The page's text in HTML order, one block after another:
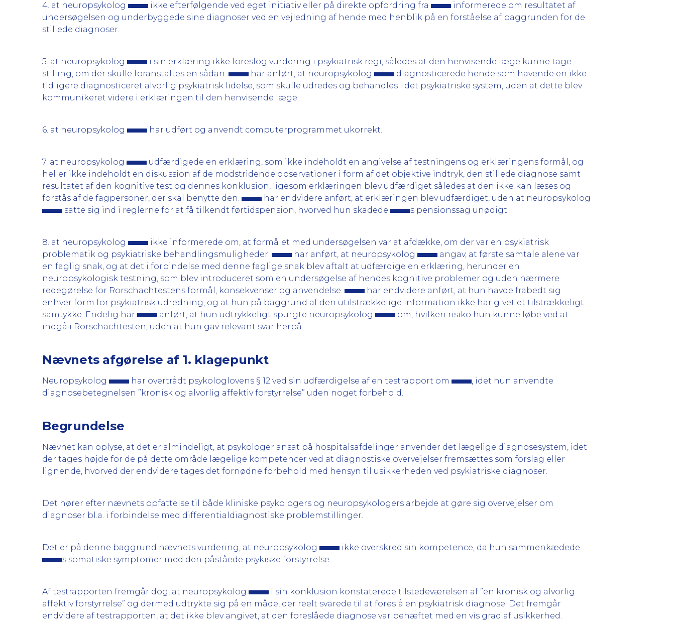
4. at neuropsykolog ikke efterfølgende ved eget initiativ eller på direkte opfordring fra
informerede om resultatet af
undersøgelsen og underbyggede sine diagnoser ved en vejledning af hende med henblik på en forståelse af baggrunden for de
stillede diagnoser.
5. at neuropsykolog
i sin erklæring ikke foreslog vurdering i psykiatrisk regi, således at den henvisende læge kunne tage
stilling, om der skulle foranstaltes en sådan.
har anført, at neuropsykolog
diagnosticerede hende som havende en ikke
tidligere diagnosticeret alvorlig psykiatrisk lidelse, som skulle udredes og behandles i det psykiatriske system, uden at dette blev
kommunikeret videre i erklæringen til den henvisende læge.
6. at neuropsykolog har udført og anvendt computerprogrammet ukorrekt.
7. at neuropsykolog
udfærdigede en erklæring, som ikke indeholdt en angivelse af testningens og erklæringens formål, og
heller ikke indeholdt en diskussion af de modstridende observationer i form af det objektive indtryk, den stillede diagnose samt
resultatet af den kognitive test og dennes konklusion, ligesom erklæringen blev udfærdiget således at den ikke kan læses og
forstås af de fagpersoner, der skal benytte den.
har endvidere anført, at erklæringen blev udfærdiget, uden at neuropsykolog
satte sig ind i reglerne for at få tilkendt førtidspension, hvorved hun skadede
s pensionssag unødigt.
8. at neuropsykolog
ikke informerede om, at formålet med undersøgelsen var at afdække, om der var en psykiatrisk
problematik og psykiatriske behandlingsmuligheder.
har anført, at neuropsykolog
angav, at første samtale alene var
en faglig snak, og at det i forbindelse med denne faglige snak blev aftalt at udfærdige en erklæring, herunder en
neuropsykologisk testning, som blev introduceret som en undersøgelse af hendes kognitive problemer og uden nærmere
redegørelse for Rorschachtestens formål, konsekvenser og anvendelse.
har endvidere anført, at hun havde frabedt sig
enhver form for psykiatrisk udredning, og at hun på baggrund af den utilstrækkelige information ikke har givet et tilstrækkeligt
samtykke. Endelig har
anført, at hun udtrykkeligt spurgte neuropsykolog
om, hvilken risiko hun kunne løbe ved at
indgå i Rorschachtesten, uden at hun gav relevant svar herpå.
Nævnets afgørelse af 1. klagepunkt
Neuropsykolog har overtrådt psykologlovens § 12 ved sin udfærdigelse af en testrapport om
, idet hun anvendte
diagnosebetegnelsen ”kronisk og alvorlig affektiv forstyrrelse” uden noget forbehold.
Begrundelse
Nævnet kan oplyse, at det er almindeligt, at psykologer ansat på hospitalsafdelinger anvender det lægelige diagnosesystem, idet
der tages højde for de på dette område lægelige kompetencer ved at diagnostiske overvejelser fremsættes som forslag eller
lignende, hvorved der endvidere tages det fornødne forbehold med hensyn til usikkerheden ved psykiatriske diagnoser.
Det hører efter nævnets opfattelse til både kliniske psykologers og neuropsykologers arbejde at gøre sig overvejelser om
diagnoser bl.a. i forbindelse med differentialdiagnostiske problemstillinger.
Det er på denne baggrund nævnets vurdering, at neuropsykolog
ikke overskred sin kompetence, da hun sammenkædede
s somatiske symptomer med den påståede psykiske forstyrrelse
Af testrapporten fremgår dog, at neuropsykolog
i sin konklusion konstaterede tilstedeværelsen af ”en kronisk og alvorlig
affektiv forstyrrelse” og dermed udtrykte sig på en måde, der reelt svarede til at foreslå en psykiatrisk diagnose. Det fremgår
endvidere af testrapporten, at det ikke blev angivet, at den foreslåede diagnose var behæftet med en vis grad af usikkerhed.